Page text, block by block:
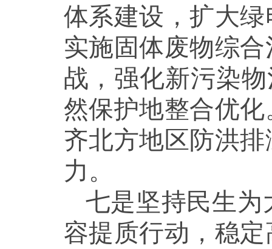
体系建设，扩大
实施固体废物综
战，强化新污染
然保护地整合优
齐北方地区防洪
力。
七是坚持民生
容提质行动，稳